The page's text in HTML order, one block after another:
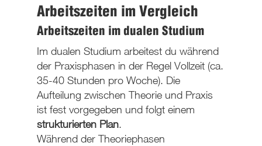
Arbeitszeiten im Vergleich
Arbeitszeiten im dualen Studium
Im dualen Studium arbeitest du während
der Praxisphasen in der Regel Vollzeit(ca.
35-40 Stunden pro Woche). Die
Aufteilung zwischen Theorie und Praxis
ist fest vorgegeben und folgt einem
strukturierten Plan.
Während der Theoriephasen